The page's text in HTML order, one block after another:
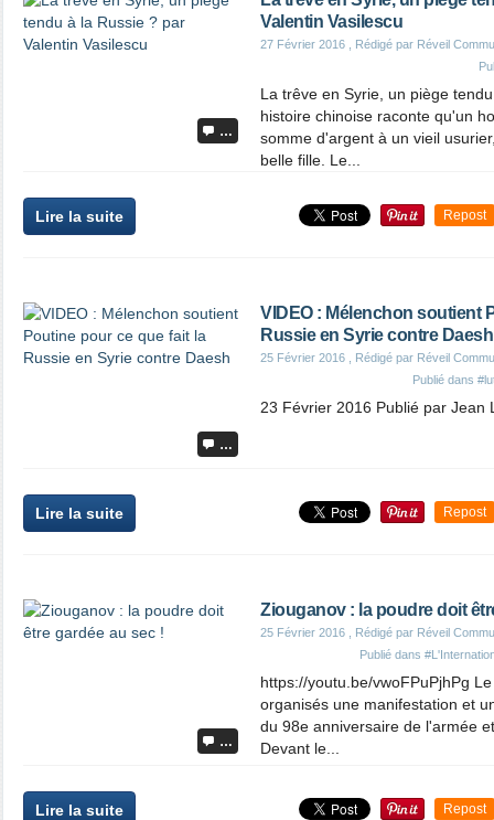
…
Valentin Vasilescu
27 Février 2016 , Rédigé par Réveil
La trêve en Syrie, un piège
histoire chinoise raconte qu'un
somme d'argent à un vieil
belle fille. Le...
Lire la suite Repost
…
VIDEO : Mélenchon soutient
Russie en Syrie contre Daesh
25 Février 2016 , Rédigé par Réveil
Publié dans
23 Février 2016 Publié par Jean
Lire la suite Repost
…
Ziouganov : la poudre doit
25 Février 2016 , Rédigé par Réveil
Publié dans
https://youtu.be/vwoFPuPjhPg
organisés une manifestation et
du 98e anniversaire de l'armée
Devant le...
Lire la suite Repost